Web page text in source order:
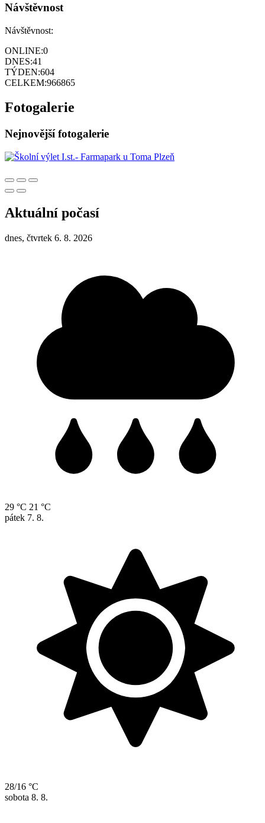
Návštěvnost
Návštěvnost:
ONLINE:0
DNES:41
TÝDEN:604
CELKEM:966865
Fotogalerie
Nejnovější fotogalerie
Aktuální počasí
dnes, čtvrtek 6. 8. 2026
29 °C 21 °C
pátek 7. 8.
28/16 °C
sobota 8. 8.